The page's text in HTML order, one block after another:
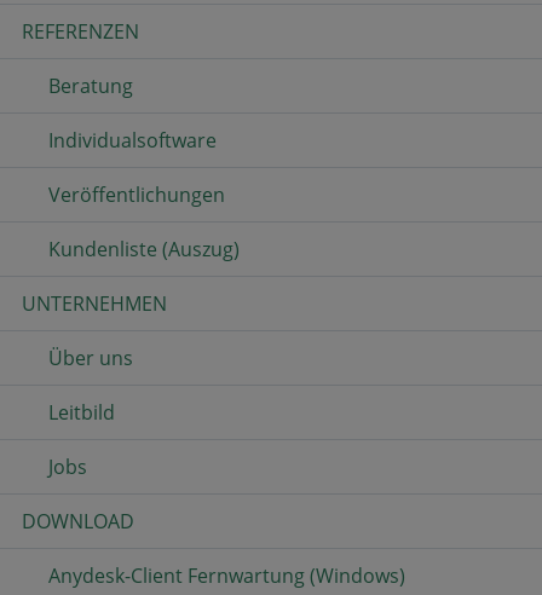
REFERENZEN
Beratung
Individualsoftware
Veröffentlichungen
Kundenliste (Auszug)
UNTERNEHMEN
Über uns
Leitbild
Jobs
DOWNLOAD
Anydesk-Client Fernwartung (Windows)